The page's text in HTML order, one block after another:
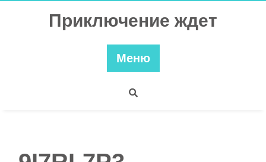
Приключение ждет
Меню